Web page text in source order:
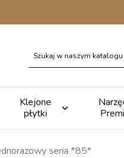
Klejone
płytki

seria *85*